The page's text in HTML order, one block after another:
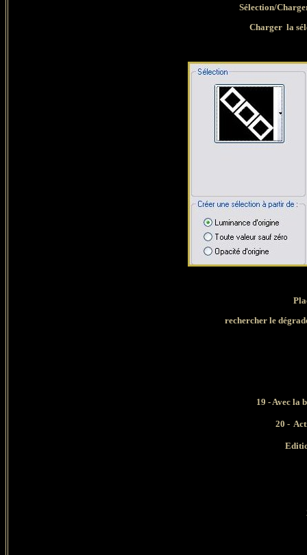
Sélection/
Charger la
rechercher le
19 -Avec la
20 -